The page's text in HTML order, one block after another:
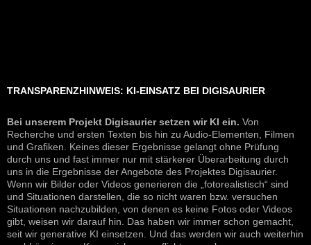
TRANSPARENZHINWEIS: KI-EINSATZ BEI DIGISAURIER
Bei unserem Projekt Digisaurier setzen wir KI ein. Von
Recherche und ersten Texten bis hin zu Audio-Elementen, Filmen
und Grafiken. Keines dieser Ergebnisse gelangt ohne Prüfung
durch uns und fast immer nur mit stärkerer Überarbeitung durch
uns in die Ergebnisse der Angebote des Projektes Digisaurier.
Wenn wir Bilder oder Videos generieren die „fotorealistisch“ sind
und Situationen darstellen, die so nicht waren bzw. versuchen
Situationen nachzubilden, von denen es keine Fotos oder Videos
gibt, weisen wir darauf hin. Das haben wir immer schon gemacht,
seit wir generative KI einsetzen. Und das werden wir auch weiterhin